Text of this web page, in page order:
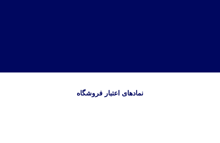
نمادهای اعتبار فروشگاه